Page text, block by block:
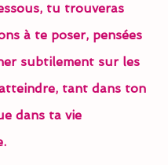
tu trouveras
à te poser, pensées
subtilement sur les
tant dans ton
dans ta vie